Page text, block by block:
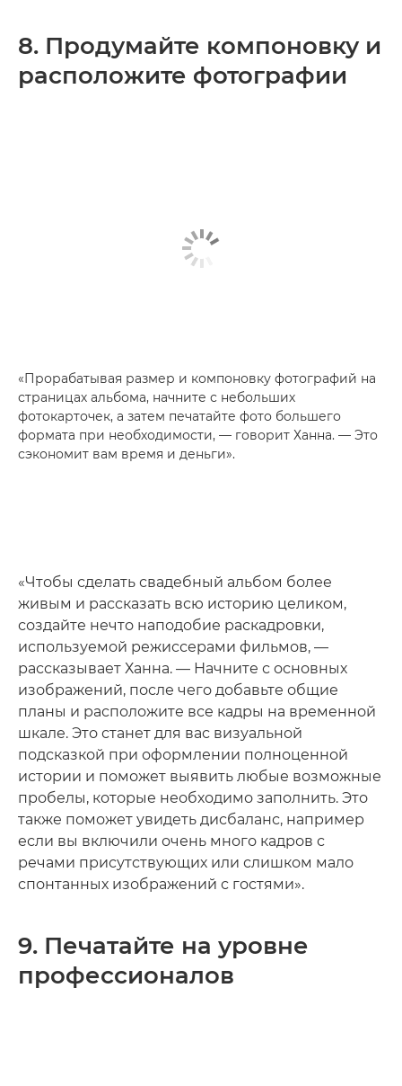
8. Продумайте компоновку и
расположите фотографии
«Прорабатывая размер и компоновку фотографий на
страницах альбома, начните с небольших
фотокарточек, а затем печатайте фото большего
формата при необходимости, — говорит Ханна. — Это
сэкономит вам время и деньги».
«Чтобы сделать свадебный альбом более
живым и рассказать всю историю целиком,
создайте нечто наподобие раскадровки,
используемой режиссерами фильмов, —
рассказывает Ханна. — Начните с основных
изображений, после чего добавьте общие
планы и расположите все кадры на временной
шкале. Это станет для вас визуальной
подсказкой при оформлении полноценной
истории и поможет выявить любые возможные
пробелы, которые необходимо заполнить. Это
также поможет увидеть дисбаланс, например
если вы включили очень много кадров с
речами присутствующих или слишком мало
спонтанных изображений с гостями».
9. Печатайте на уровне
профессионалов